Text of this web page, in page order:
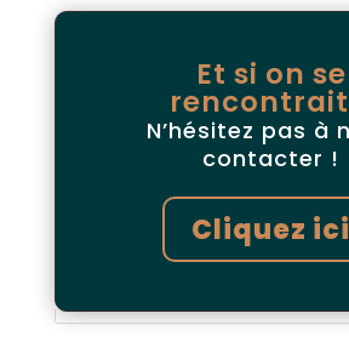
Et si on se
rencontrait
N’hésitez pas à
contacter !
Cliquez ici